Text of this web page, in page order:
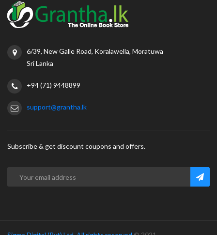
6/39, New Galle Road, Koralawella, Moratuwa
Sri Lanka
+94 (71) 9448899
support@grantha.lk
Subscribe & get discount coupons and offers.